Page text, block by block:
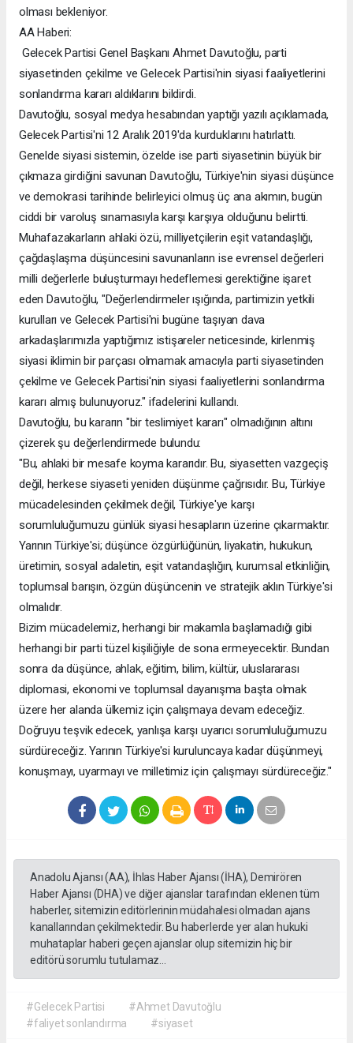
olması bekleniyor.
AA Haberi:
Gelecek Partisi Genel Başkanı Ahmet Davutoğlu, parti
siyasetinden çekilme ve Gelecek Partisi'nin siyasi faaliyetlerini
sonlandırma kararı aldıklarını bildirdi.
Davutoğlu, sosyal medya hesabından yaptığı yazılı açıklamada,
Gelecek Partisi'ni 12 Aralık 2019'da kurduklarını hatırlattı.
Genelde siyasi sistemin, özelde ise parti siyasetinin büyük bir
çıkmaza girdiğini savunan Davutoğlu, Türkiye'nin siyasi düşünce
ve demokrasi tarihinde belirleyici olmuş üç ana akımın, bugün
ciddi bir varoluş sınamasıyla karşı karşıya olduğunu belirtti.
Muhafazakarların ahlaki özü, milliyetçilerin eşit vatandaşlığı,
çağdaşlaşma düşüncesini savunanların ise evrensel değerleri
milli değerlerle buluşturmayı hedeflemesi gerektiğine işaret
eden Davutoğlu, "Değerlendirmeler ışığında, partimizin yetkili
kurulları ve Gelecek Partisi'ni bugüne taşıyan dava
arkadaşlarımızla yaptığımız istişareler neticesinde, kirlenmiş
siyasi iklimin bir parçası olmamak amacıyla parti siyasetinden
çekilme ve Gelecek Partisi'nin siyasi faaliyetlerini sonlandırma
kararı almış bulunuyoruz." ifadelerini kullandı.
Davutoğlu, bu kararın "bir teslimiyet kararı" olmadığının altını
çizerek şu değerlendirmede bulundu:
"Bu, ahlaki bir mesafe koyma kararıdır. Bu, siyasetten vazgeçiş
değil, herkese siyaseti yeniden düşünme çağrısıdır. Bu, Türkiye
mücadelesinden çekilmek değil, Türkiye'ye karşı
sorumluluğumuzu günlük siyasi hesapların üzerine çıkarmaktır.
Yarının Türkiye'si; düşünce özgürlüğünün, liyakatin, hukukun,
üretimin, sosyal adaletin, eşit vatandaşlığın, kurumsal etkinliğin,
toplumsal barışın, özgün düşüncenin ve stratejik aklın Türkiye'si
olmalıdır.
Bizim mücadelemiz, herhangi bir makamla başlamadığı gibi
herhangi bir parti tüzel kişiliğiyle de sona ermeyecektir. Bundan
sonra da düşünce, ahlak, eğitim, bilim, kültür, uluslararası
diplomasi, ekonomi ve toplumsal dayanışma başta olmak
üzere her alanda ülkemiz için çalışmaya devam edeceğiz.
Doğruyu teşvik edecek, yanlışa karşı uyarıcı sorumluluğumuzu
sürdüreceğiz. Yarının Türkiye'si kuruluncaya kadar düşünmeyi,
konuşmayı, uyarmayı ve milletimiz için çalışmayı sürdüreceğiz."
Anadolu Ajansı (AA), İhlas Haber Ajansı (İHA), Demirören
Haber Ajansı (DHA) ve diğer ajanslar tarafından eklenen tüm
haberler, sitemizin editörlerinin müdahalesi olmadan ajans
kanallarından çekilmektedir. Bu haberlerde yer alan hukuki
muhataplar haberi geçen ajanslar olup sitemizin hiç bir
editörü sorumlu tutulamaz...
#Gelecek Partisi
#Ahmet Davutoğlu
#faliyet sonlandırma
#siyaset